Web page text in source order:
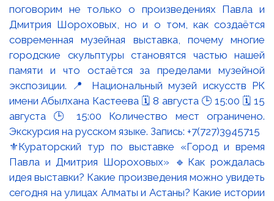
⚜️Кураторский тур по выставке «Город и время
Павла и Дмитрия Шороховых» 🔹Как рождалась
идея выставки? Какие произведения можно увидеть
сегодня на улицах Алматы и Астаны? Какие истории